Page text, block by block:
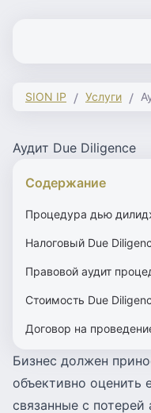
SION IP Услуги
Аудит Due Diligence
Содержание
Процедура дью
Налоговый Due
Правовой аудит
Стоимость Due
Договор на
Бизнес должен
объективно оценить
связанные с потерей